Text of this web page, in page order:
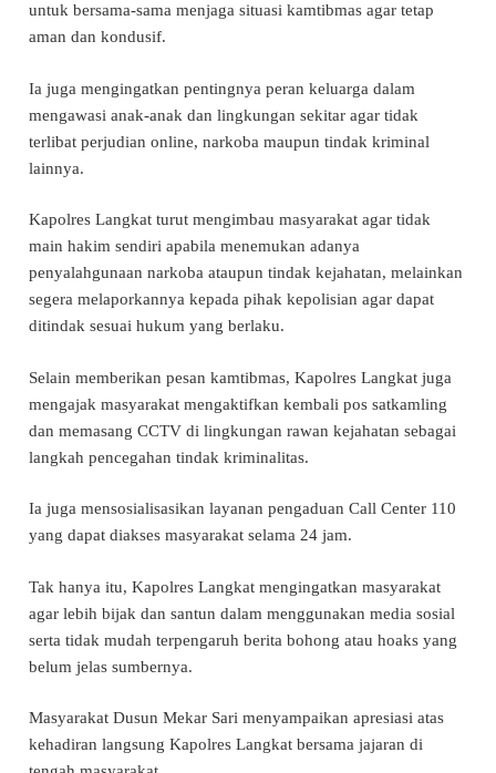
untuk bersama-sama menjaga situasi kamtibmas agar tetap
aman dan kondusif.
Ia juga mengingatkan pentingnya peran keluarga dalam
mengawasi anak-anak dan lingkungan sekitar agar tidak
terlibat perjudian online, narkoba maupun tindak kriminal
lainnya.
Kapolres Langkat turut mengimbau masyarakat agar tidak
main hakim sendiri apabila menemukan adanya
penyalahgunaan narkoba ataupun tindak kejahatan, melainkan
segera melaporkannya kepada pihak kepolisian agar dapat
ditindak sesuai hukum yang berlaku.
Selain memberikan pesan kamtibmas, Kapolres Langkat juga
mengajak masyarakat mengaktifkan kembali pos satkamling
dan memasang CCTV di lingkungan rawan kejahatan sebagai
langkah pencegahan tindak kriminalitas.
Ia juga mensosialisasikan layanan pengaduan Call Center 110
yang dapat diakses masyarakat selama 24 jam.
Tak hanya itu, Kapolres Langkat mengingatkan masyarakat
agar lebih bijak dan santun dalam menggunakan media sosial
serta tidak mudah terpengaruh berita bohong atau hoaks yang
belum jelas sumbernya.
Masyarakat Dusun Mekar Sari menyampaikan apresiasi atas
kehadiran langsung Kapolres Langkat bersama jajaran di